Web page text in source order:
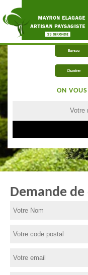
Bureau
Chantier
ON
Demande